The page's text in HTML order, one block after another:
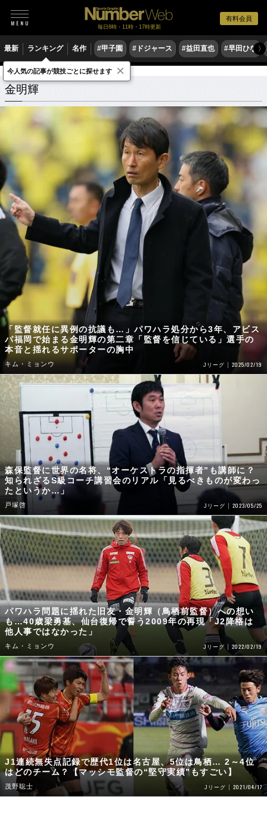
有料会員
毎日6時・11時・17時更新
最新 ランキング 名作 #甲子園 #ドジャース #益田直也 #早田ひな 〉
金明輝 関連記事
金明輝
「監督就任に異例の抗議も…」パワハラ処分から3年、アビス
パ福岡で始まる金明輝の第二章「監督を信じている」選手の
本音と揺れるサポーターの胸中
キム・ミョンウ Jリーグ 2025/02/19
森保監督に世界の名将、“オーケストラの指揮者”も講師に？
知られざるS級コーチ講習会のリアル「見るべきものが変わっ
たというか…」
戸塚啓 Jリーグ 2023/05/25
パワハラ問題に揺れた旧友・金明輝（鳥栖前監督）への想い
も…40歳梁勇基、仙台復帰で誓う2009年の再現「J2降格は
他人事ではなかった」
キム・ミョンウ Jリーグ 2022/02/19
J1連続無失点記録で歴代1位は名古屋、5位は鳥栖… 2～4位
はどのチーム？【マッシモ監督の“堅守実績”もすごい】
茂野聡士 Jリーグ 2021/04/17
今人気の記事が競技ごとに探せます ×